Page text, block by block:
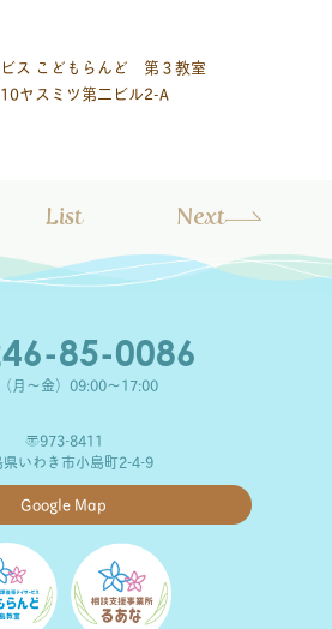
ス こどもらんど 第３教室
ヤスミツ第二ビル2-A
List Next
85-0086
月～金）09:00～17:00
〒973-8411
いわき市小島町2-4-9
Google Map